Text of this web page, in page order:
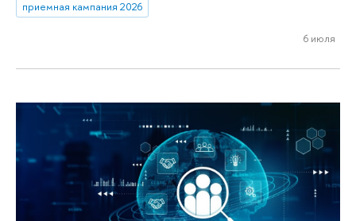
приемная кампания 2026
6 июля